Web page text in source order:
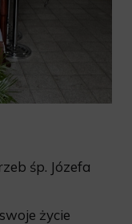
śp. Józefa
życie